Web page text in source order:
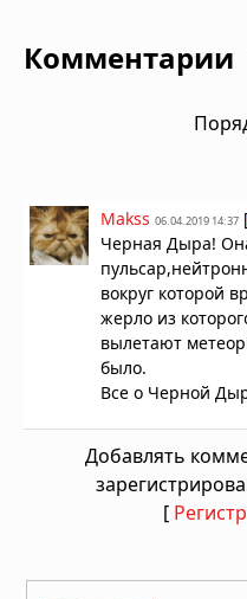
Комментарии
Makss 06.04.2019 14:37
Черная Дыра!
вокруг которой
жерло из
вылетают
было.
Все о Черной
Добавлять
[